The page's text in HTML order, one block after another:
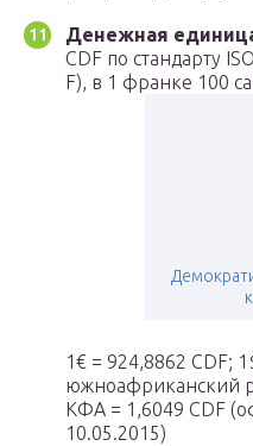
Денежная
CDF по стандарту
F), в 1 франке 100
1€ = 924,8862 CDF;
южноафриканский
КФА = 1,6049 CDF
10.05.2015)